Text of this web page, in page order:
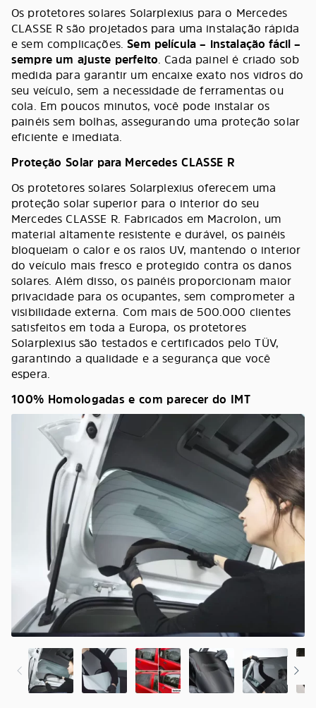
Os protetores solares Solarplexius para o Mercedes
CLASSE R são projetados para uma instalação rápida
e sem complicações.Sem película – instalação fácil –
sempre um ajuste perfeito. Cada painel é criado sob
medida para garantir um encaixe exato nos vidros do
seu veículo, sem a necessidade de ferramentas ou
cola. Em poucos minutos, você pode instalar os
painéis sem bolhas, assegurando uma proteção solar
eficiente e imediata.
Proteção Solar para Mercedes CLASSE R
Os protetores solares Solarplexius oferecem uma
proteção solar superior para o interior do seu
Mercedes CLASSE R. Fabricados em Macrolon, um
material altamente resistente e durável, os painéis
bloqueiam o calor e os raios UV, mantendo o interior
do veículo mais fresco e protegido contra os danos
solares. Além disso, os painéis proporcionam maior
privacidade para os ocupantes, sem comprometer a
visibilidade externa. Com mais de 500.000 clientes
satisfeitos em toda a Europa, os protetores
Solarplexius são testados e certificados pelo TÜV,
garantindo a qualidade e a segurança que você
espera.
100% Homologadas e com parecer do IMT